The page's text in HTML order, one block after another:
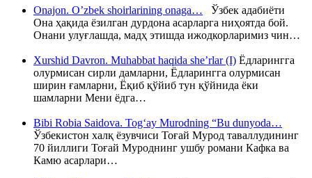
Onajon. O’zbek shoirlarining onaga… Ўзбек адабиёти
Она ҳақида ёзилган дурдона асарларга ниҳоятда бой.
Онани улуғлашда, мадҳ этишда ижодкорларимиз чин…
Xurshid Davron. Muhabbat haqida she’rlar (I) Ёдларингга
олурмисан сирли дамларни, Ёдларингга олурмисан
ширин ғамларни, Ёқиб қўйиб тун қўйнида ёки
шамларни Мени ёдга…
Bibi Robia Saidova. Tog‘ay Murodning “Bu dunyoda…
Ўзбекистон халқ ёзувчиси Тоғай Мурод таваллудининг
70 йиллиги Тоғай Муроднинг ушбу романи Кафка ва
Камю асарлари…